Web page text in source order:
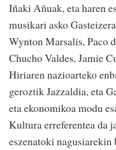
Iñaki Añuak, eta haren
musikari asko
Wynton Marsalis, Paco
Chucho Valdes, Jamie
Hiriaren nazioarteko
geroztik Jazzaldia, eta
eta ekonomikoa modu
Kultura erreferentea da
eszenatoki